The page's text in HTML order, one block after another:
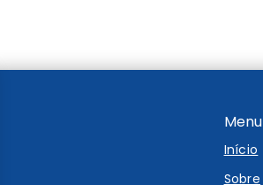
Menu
Início
Sobre